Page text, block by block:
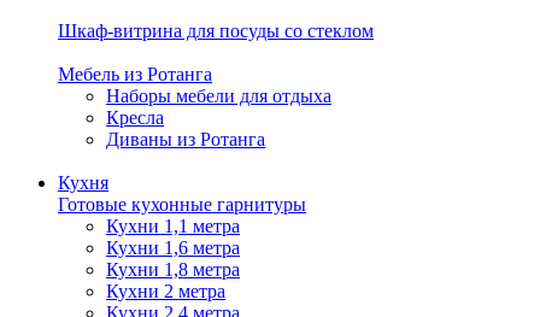
Шкаф-витрина для посуды со стеклом
Мебель из Ротанга
Наборы мебели для отдыха
Кресла
Диваны из Ротанга
Кухня
Готовые кухонные гарнитуры
Кухни 1,1 метра
Кухни 1,6 метра
Кухни 1,8 метра
Кухни 2 метра